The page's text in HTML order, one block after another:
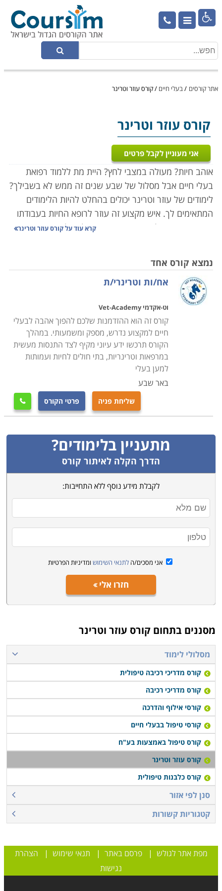

אתר קורסים /בעלי חיים /קורס עוזר וטרינר
קורס עוזר וטרינר
אני מעוניין לקבל פרטים
אוהב חיות? מעולה במצבי לחץ? היית מת ללמוד רפואת
בעלי חיים אבל מסלול של שבע שנים זה ממש לא בשבילך?
לימודים של עוזר וטרינר יכולים בהחלט להיות הלימודים
המתאימים לך. איש מקצוע זה עוזר לרופא החיות בעבודתו
השוטפת, בטיפולם ובבדיקתם, והוא חלק בלתי נפרד מחדר
ומינים של חיות, עזרים רפואיים ועוד. קורס עוזר/ת רופא
וטרינר ומנהל/ת פינות חי יסייע לך לקחת את האהבה שלך
לחיות ולטיפול בחיות ולהפוך את זה למקצוע מרתק ומעניין.
קראו בקטגורית קורס עוזר רופא וטרניר את מבחר הקורסים,
בחרו את הקורס המתאים, מלאו את הפרטים ונציג הקורס
יחזור אליכם בהקדם.
קרא עוד עלקורס עוזר וטרינר
נמצא קורס אחד
אח/ות וטרינרי/ת
וט-אקדמי Vet-Academy
קורס זה הוא ההזדמנות שלכם להפוך אהבה לבעלי
חיים למקצוע נדרש, מספק ומשמעותי. במהלך
הקורס תרכשו ידע עיוני מקיף לצד התנסות מעשית
במרפאות וטרינריות, בתי חולים לחיות ועמותות
למען בעלי
באר שבע
שליחת פניה פרטי הקורס 
מתעניין בלימודים?
הדרך הקלה לאיתור קורס
לקבלת מידע נוסף ללא התחייבות:
אני מסכים/ה לתנאי השימוש ומדיניות הפרטיות
חזרו אלי
מסננים בתחום קורס עוזר וטרינר
מסלולי לימוד
קורס מדריכי רכיבה טיפולית
קורס מדריכי רכיבה
קורסי אילוף והדרכה
קורסי טיפול בבעלי חיים
קורס טיפול באמצעות בע"ח
קורס עוזר וטרינר
קורס כלבנות טיפולית
סנן לפי אזור
קטגוריות קשורות
מפת אתר לגולש |פרסם באתר | תנאי שימוש | הצהרת
נגישות